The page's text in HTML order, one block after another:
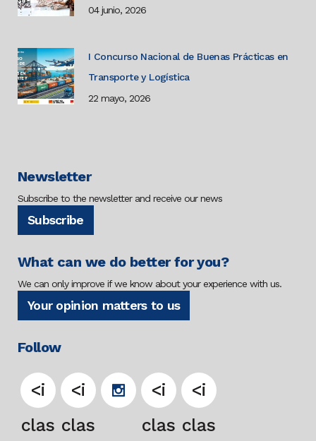
04 junio, 2026
I Concurso Nacional de Buenas Prácticas en
Transporte y Logística
22 mayo, 2026
Newsletter
Subscribe to the newsletter and receive our news
Subscribe
What can we do better for you?
We can only improve if we know about your experience with us.
Your opinion matters to us
Follow
<i
clas
<i
clas
<i
clas
<i
clas